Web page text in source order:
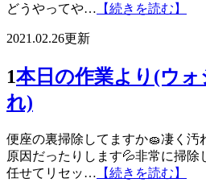
どうやってや… 【続きを読む】
2021.02.26更新
1本日の作業より(ウ
れ)
便座の裏掃除してますか🧽凄く汚
原因だったりします💦非常に掃除
任せてリセッ… 【続きを読む】